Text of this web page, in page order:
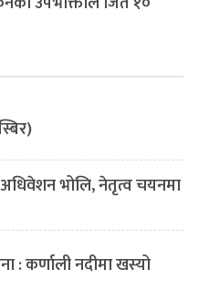
अधिवेशन भोलि, नेतृत्व चयनमा
: कर्णाली नदीमा खस्यो